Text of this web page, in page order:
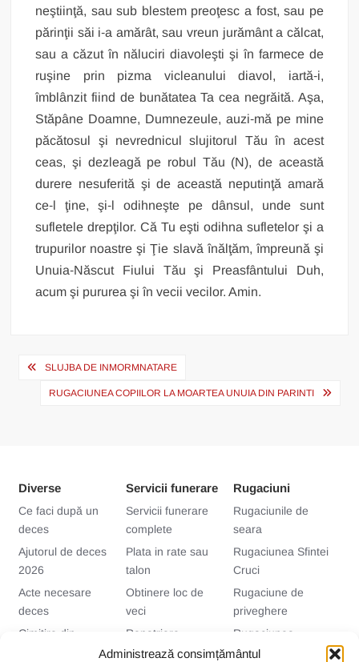
Administrează consimțământul
neştiinţă, sau sub blestem preoţesc a fost, sau pe
părinţii săi i‑a amărât, sau vreun jurământ a călcat,
sau a căzut în năluciri diavoleşti şi în farmece de
ruşine prin pizma vicleanului diavol, iartă‑i,
îmblânzit fiind de bunătatea Ta cea negrăită. Aşa,
Stăpâne Doamne, Dumnezeule, auzi‑mă pe mine
păcătosul şi nevrednicul slujitorul Tău în acest
ceas, şi dezleagă pe robul Tău (N), de această
durere nesuferită şi de această neputinţă amară
ce‑l ţine, şi‑l odihneşte pe dânsul, unde sunt
sufletele drepţilor. Că Tu eşti odihna sufletelor şi a
trupurilor noastre şi Ţie slavă înălţăm, împreună şi
Unuia‑Născut Fiului Tău şi Preasfântului Duh,
acum şi pururea şi în vecii vecilor. Amin.
Navigare
SLUJBA DE INMORMNATARE
RUGACIUNEA COPIILOR LA MOARTEA UNUIA DIN PARINTI
Diverse
Ce faci după un
deces
Ajutorul de deces
2026
Acte necesare
deces
Cimitire din
Bucuresti si Ilfov
Servicii funerare
Servicii funerare
complete
Plata in rate sau
talon
Obtinere loc de
veci
Repatriere
decedati
Rugaciuni
Rugaciunile de
seara
Rugaciunea Sfintei
Cruci
Rugaciune de
priveghere
Rugaciunea
vaduvei